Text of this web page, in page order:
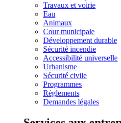
Travaux et voirie
Eau
Animaux
Cour municipale
Développement durable
Sécurité incendie
Accessibilité universelle
Urbanisme
Sécurité civile
Programmes
Règlements
Demandes légales